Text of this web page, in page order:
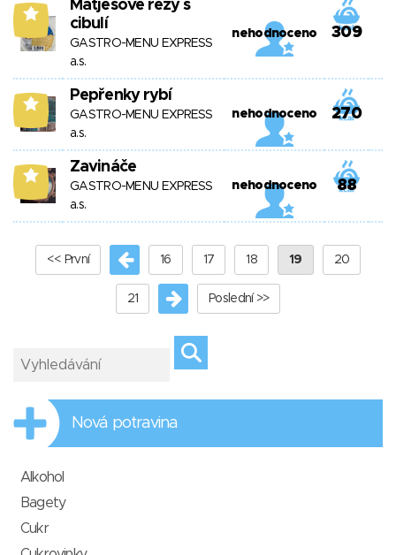
6
Matjesové řezy s
cibulí
GASTRO-MENU EXPRESS
a.s.
nehodnoceno 309
6 Pepřenky rybí
GASTRO-MENU EXPRESS
a.s.
nehodnoceno 270
6 Zavináče
GASTRO-MENU EXPRESS
a.s.
nehodnoceno 88
<< První 16 17 18 19 20
21 Poslední >>
Nová potravina
Alkohol
Bagety
Cukr